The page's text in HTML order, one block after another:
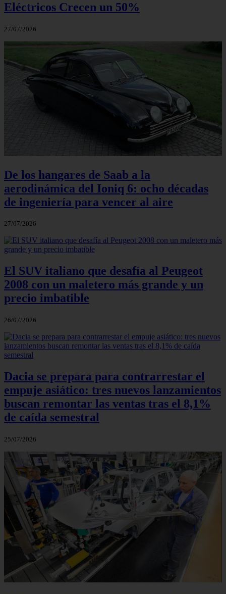
Eléctricos Crecen un 50%
27/07/2026
De los hangares de Saab a la
aerodinámica del Ioniq 6: ocho décadas
de ingeniería para vencer al aire
27/07/2026
El SUV italiano que desafía al Peugeot
2008 con un maletero más grande y un
precio imbatible
26/07/2026
Dacia se prepara para contrarrestar el
empuje asiático: tres nuevos lanzamientos
buscan remontar las ventas tras el 8,1%
de caída semestral
25/07/2026